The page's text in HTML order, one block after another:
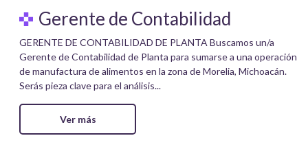
Gerente de Contabilidad
GERENTE DE CONTABILIDAD DE PLANTA Buscamos un/a
Gerente de Contabilidad de Planta para sumarse a una operación
de manufactura de alimentos en la zona de Morelia, Michoacán.
Serás pieza clave para el análisis...
Ver más